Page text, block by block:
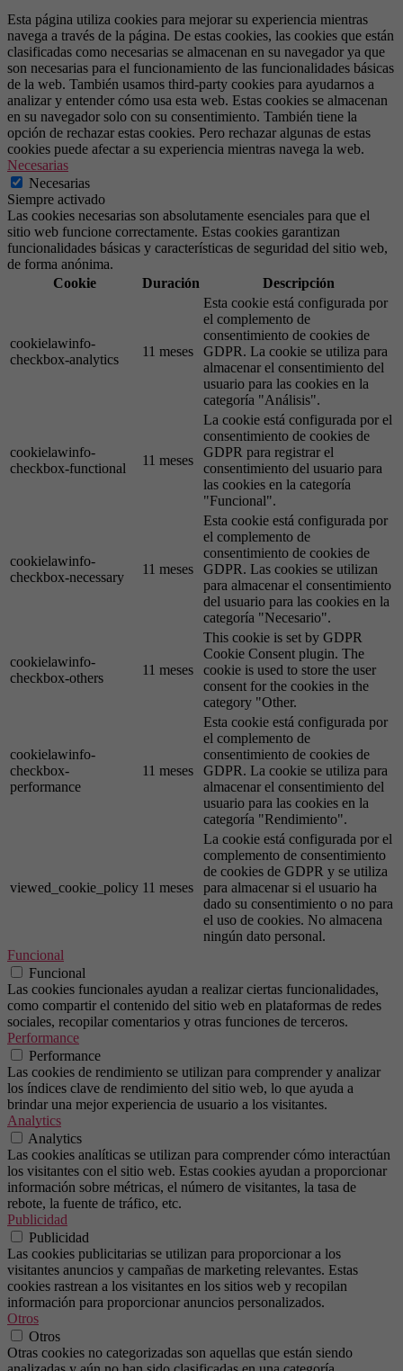
Esta página utiliza cookies para mejorar su experiencia mientras
navega a través de la página. De estas cookies, las cookies que están
clasificadas como necesarias se almacenan en su navegador ya que
son necesarias para el funcionamiento de las funcionalidades básicas
de la web. También usamos third-party cookies para ayudarnos a
analizar y entender cómo usa esta web. Estas cookies se almacenan
en su navegador solo con su consentimiento. También tiene la
opción de rechazar estas cookies. Pero rechazar algunas de estas
cookies puede afectar a su experiencia mientras navega la web.
Necesarias
Necesarias
Siempre activado
Las cookies necesarias son absolutamente esenciales para que el
sitio web funcione correctamente. Estas cookies garantizan
funcionalidades básicas y características de seguridad del sitio web,
de forma anónima.
Cookie
Duración Descripción
cookielawinfo-
checkbox-analytics
11 meses
Esta cookie está configurada por
el complemento de
consentimiento de cookies de
GDPR. La cookie se utiliza para
almacenar el consentimiento del
usuario para las cookies en la
categoría "Análisis".
cookielawinfo-
checkbox-functional
11 meses
La cookie está configurada por el
consentimiento de cookies de
GDPR para registrar el
consentimiento del usuario para
las cookies en la categoría
"Funcional".
cookielawinfo-
checkbox-necessary
11 meses
Esta cookie está configurada por
el complemento de
consentimiento de cookies de
GDPR. Las cookies se utilizan
para almacenar el consentimiento
del usuario para las cookies en la
categoría "Necesario".
cookielawinfo-
checkbox-others
11 meses
This cookie is set by GDPR
Cookie Consent plugin. The
cookie is used to store the user
consent for the cookies in the
category "Other.
cookielawinfo-
checkbox-
performance
11 meses
Esta cookie está configurada por
el complemento de
consentimiento de cookies de
GDPR. La cookie se utiliza para
almacenar el consentimiento del
usuario para las cookies en la
categoría "Rendimiento".
viewed_cookie_policy 11 meses
La cookie está configurada por el
complemento de consentimiento
de cookies de GDPR y se utiliza
para almacenar si el usuario ha
dado su consentimiento o no para
el uso de cookies. No almacena
ningún dato personal.
Funcional
Funcional
Las cookies funcionales ayudan a realizar ciertas funcionalidades,
como compartir el contenido del sitio web en plataformas de redes
sociales, recopilar comentarios y otras funciones de terceros.
Performance
Performance
Las cookies de rendimiento se utilizan para comprender y analizar
los índices clave de rendimiento del sitio web, lo que ayuda a
brindar una mejor experiencia de usuario a los visitantes.
Analytics
Analytics
Las cookies analíticas se utilizan para comprender cómo interactúan
los visitantes con el sitio web. Estas cookies ayudan a proporcionar
información sobre métricas, el número de visitantes, la tasa de
rebote, la fuente de tráfico, etc.
Publicidad
Publicidad
Las cookies publicitarias se utilizan para proporcionar a los
visitantes anuncios y campañas de marketing relevantes. Estas
cookies rastrean a los visitantes en los sitios web y recopilan
información para proporcionar anuncios personalizados.
Otros
Otros
Otras cookies no categorizadas son aquellas que están siendo